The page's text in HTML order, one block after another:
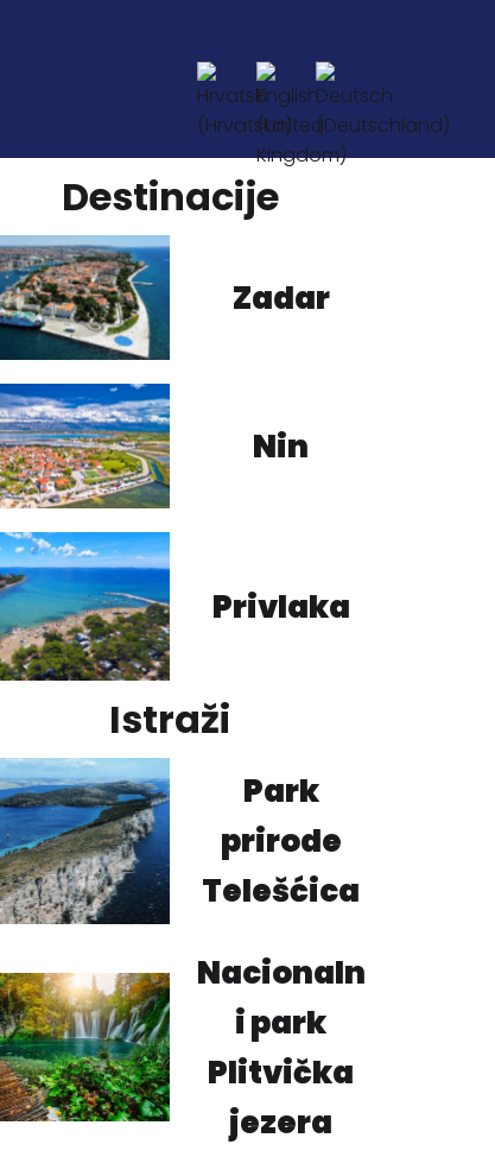
Destinacije
Zadar
Nin
Privlaka
Istraži
Park
prirode
Telešćica
Nacionaln
i park
Plitvička
jezera